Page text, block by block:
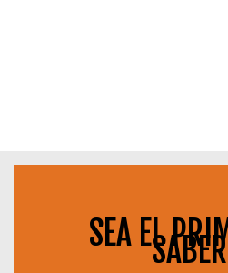
SEA EL